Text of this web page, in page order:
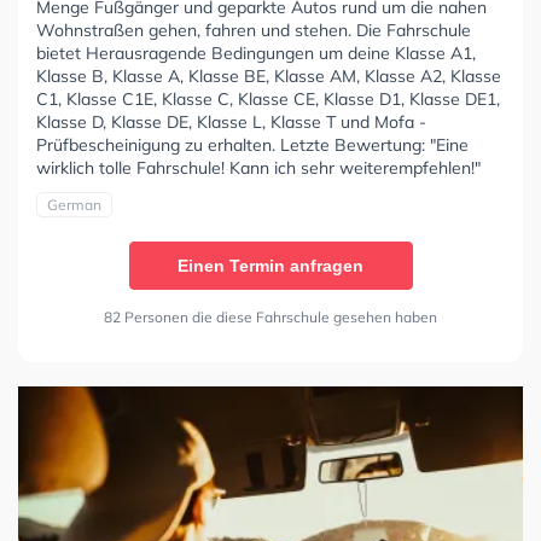
Menge Fußgänger und geparkte Autos rund um die nahen
Wohnstraßen gehen, fahren und stehen. Die Fahrschule
bietet Herausragende Bedingungen um deine Klasse A1,
Klasse B, Klasse A, Klasse BE, Klasse AM, Klasse A2, Klasse
C1, Klasse C1E, Klasse C, Klasse CE, Klasse D1, Klasse DE1,
Klasse D, Klasse DE, Klasse L, Klasse T und Mofa -
Prüfbescheinigung zu erhalten. Letzte Bewertung: "Eine
wirklich tolle Fahrschule! Kann ich sehr weiterempfehlen!"
German
Einen Termin anfragen
82 Personen die diese Fahrschule gesehen haben